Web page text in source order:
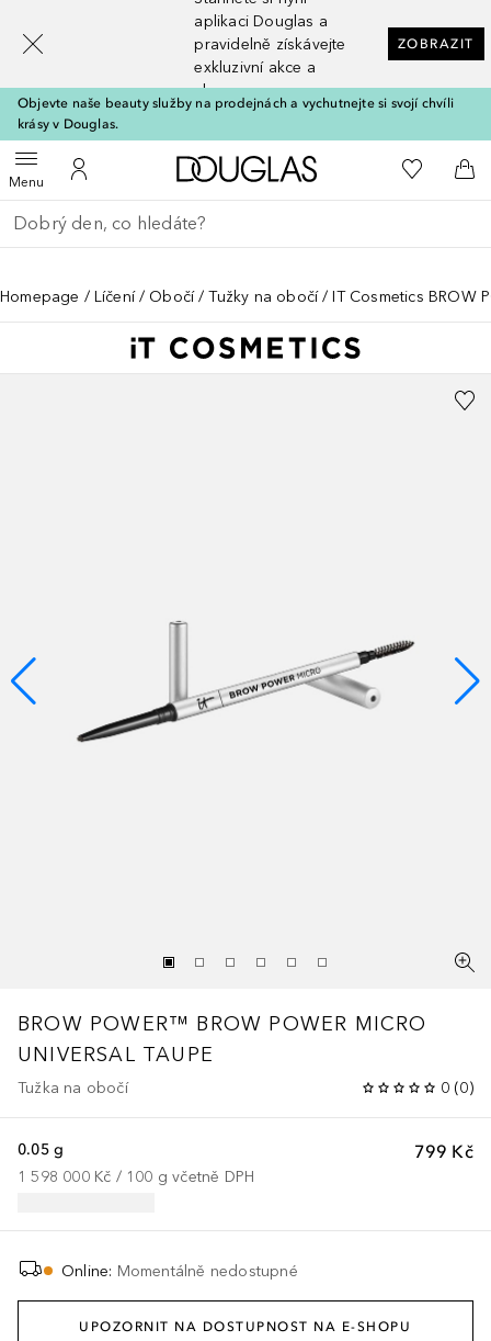
aplikaci Douglas a
pravidelně získávejte
exkluzivní akce a
slevy
ZOBRAZIT
Objevte naše beauty služby na prodejnách a vychutnejte si svojí chvíli
krásy v Douglas.
MenuOtevřít menuK mému účtu
Domů K mému
Do
Vraťte se
Proveďte vyhledávání
Homepage Líčení Obočí Tužky na obočí IT Cosmetics BROW
BROW POWER™ BROW POWER MICRO
UNIVERSAL TAUPE
Tužka na obočí 0 (0)
799 Kč
0.05 g
1 598 000 Kč / 100 g včetně DPH
Online: Momentálně nedostupné
UPOZORNIT NA DOSTUPNOST NA E-SHOPU
[navigation.slideout.screenreader]